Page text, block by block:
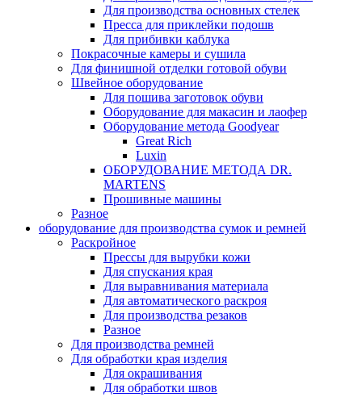
Для производства основных стелек
Пресса для приклейки подошв
Для прибивки каблука
Покрасочные камеры и сушила
Для финишной отделки готовой обуви
Швейное оборудование
Для пошива заготовок обуви
Оборудование для макасин и лаофер
Оборудование метода Goodyear
Great Rich
Luxin
ОБОРУДОВАНИЕ МЕТОДА DR.
MARTENS
Прошивные машины
Разное
оборудование для производства сумок и ремней
Раскройное
Прессы для вырубки кожи
Для спускания края
Для выравнивания материала
Для автоматического раскроя
Для производства резаков
Разное
Для производства ремней
Для обработки края изделия
Для окрашивания
Для обработки швов